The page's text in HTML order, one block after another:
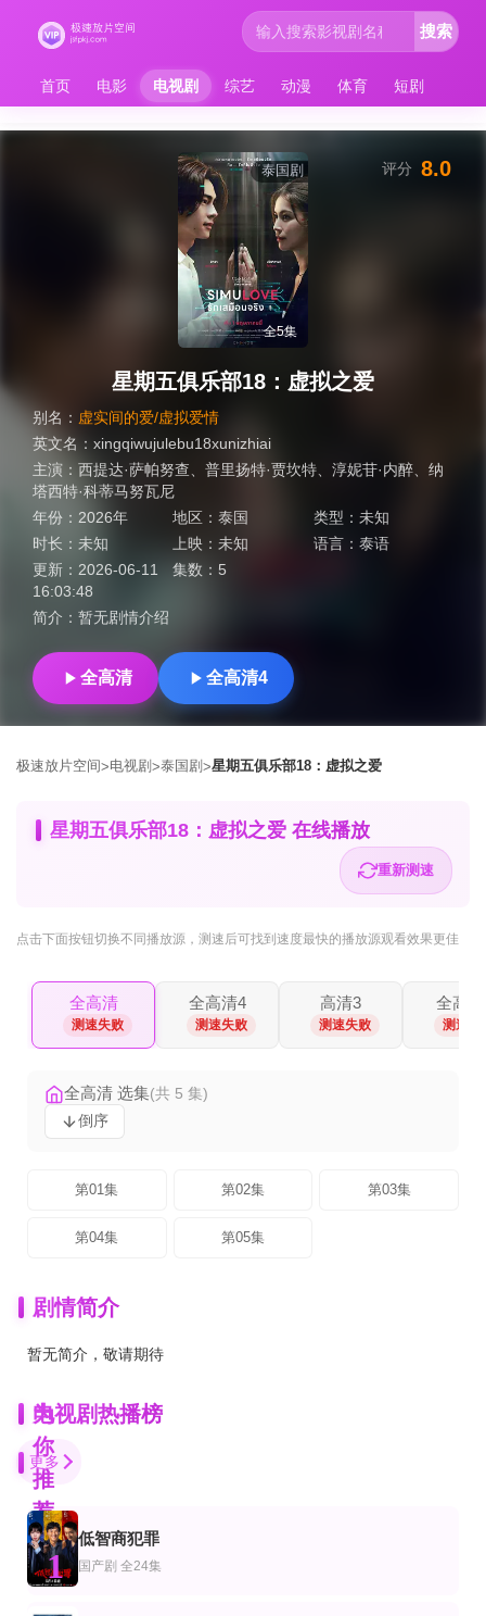
首页 电影 电视剧 综艺 动漫 体育 短剧
搜索
泰国剧
全5集
星期五俱乐部18：虚拟之爱
别名： 虚实间的爱/虚拟爱情
英文名： xingqiwujulebu18xunizhiai
主演： 西提达·萨帕努查 普里扬特·贾坎特 淳妮苷·内醉
纳
塔西特·科蒂马努瓦尼
年份： 2026年 地区：泰国 类型： 未知
时长： 未知 上映：未知 语言： 泰语
更新： 2026-06-11
16:03:48
集数：5
简介： 暂无剧情介绍
评分 8.0
全高清 全高清4
极速放片空间>电视剧 >泰国剧 >星期五俱乐部18：虚拟之爱
星期五俱乐部18：虚拟之爱 在线播放
重新测速
点击下面按钮切换不同播放源 ，测速后可找到速度最快的播放源观看效果更佳
全高清
测速失败
全高清4
测速失败
高清3
测速失败
全高
测速失
全高清 选集(共 5 集)
倒序
第01集 第02集 第03集
第04集 第05集
剧情简介
暂无简介，敬请期待
为
你
推
荐
已完结 共4集
真爱会输给欲望吗
更新至04集
你的喜欢无与伦比
已完结
大小谎言第二季
电视剧热播榜
更多
1
低智商犯罪
国产剧 全24集